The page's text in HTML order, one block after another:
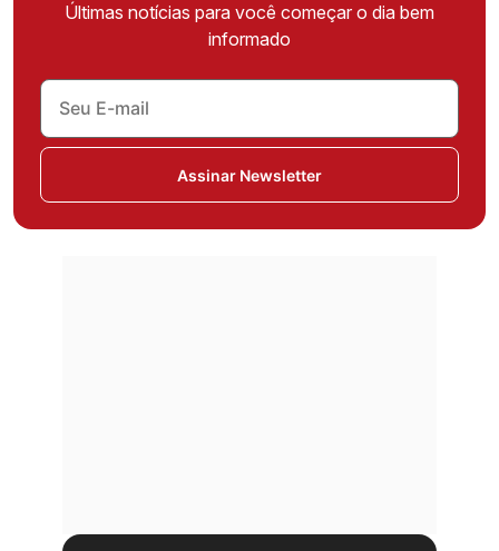
Últimas notícias para você começar o dia bem
informado
Assinar Newsletter